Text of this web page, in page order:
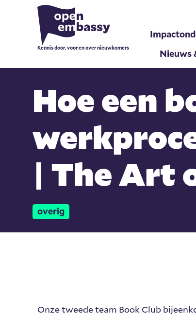
Kennis door, voor en over nieuwkomers
Nieuws
Hoe een
| The Art
overig
Onze tweede team Book Club